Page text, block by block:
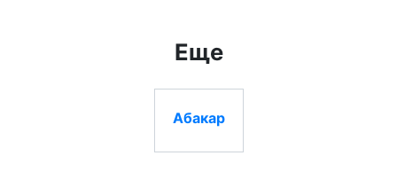
Еще
Абакар